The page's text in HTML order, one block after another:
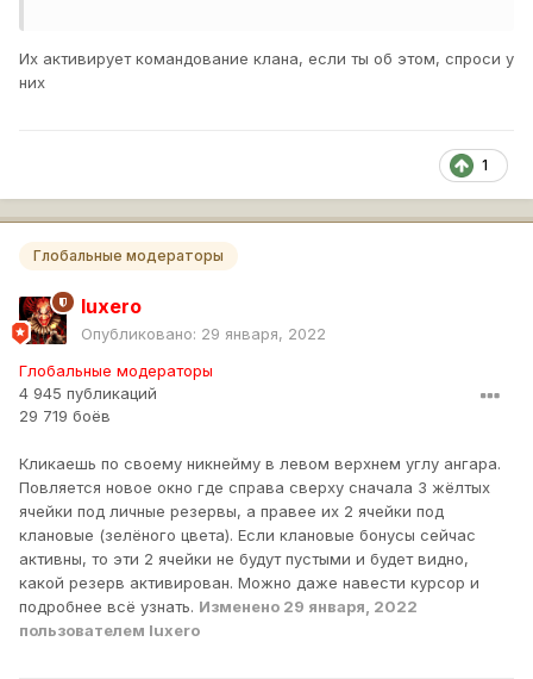
Их активирует командование клана, если ты об этом, спроси у
них
1
Глобальные модераторы
luxero
Опубликовано: 29 января, 2022
Глобальные модераторы
4 945 публикаций
29 719 боёв
Кликаешь по своему никнейму в левом верхнем углу ангара.
Повляется новое окно где справа сверху сначала 3 жёлтых
ячейки под личные резервы, а правее их 2 ячейки под
клановые (зелёного цвета). Если клановые бонусы сейчас
активны, то эти 2 ячейки не будут пустыми и будет видно,
какой резерв активирован. Можно даже навести курсор и
подробнее всё узнать. Изменено 29 января, 2022
пользователем luxero